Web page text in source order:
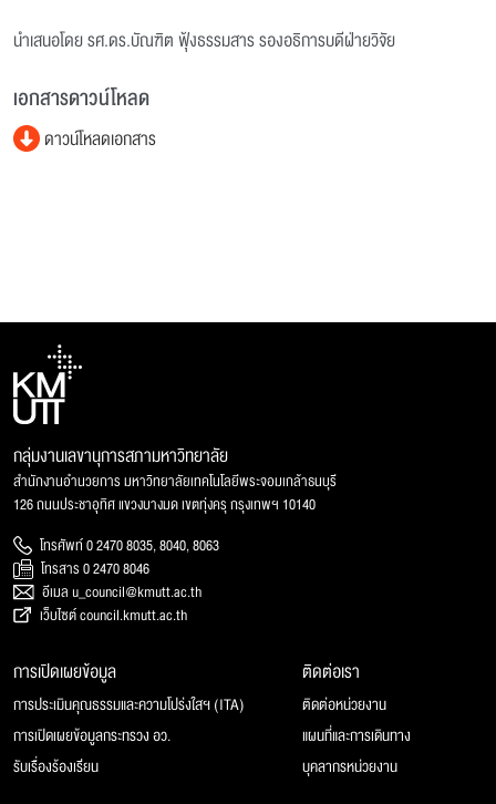
นำเสนอโดย รศ.ดร.บัณฑิต ฟุ้งธรรมสาร รองอธิการบดีฝ่ายวิจัย
เอกสารดาวน์โหลด
ดาวน์โหลดเอกสาร
กลุ่มงานเลขานุการสภามหาวิทยาลัย
สำนักงานอำนวยการ มหาวิทยาลัยเทคโนโลยีพระจอมเกล้าธนบุรี
126 ถนนประชาอุทิศ แขวงบางมด เขตทุ่งครุ กรุงเทพฯ 10140
โทรศัพท์ 0 2470 8035, 8040, 8063
โทรสาร 0 2470 8046
อีเมล u_council@kmutt.ac.th
เว็บไซต์ council.kmutt.ac.th
การเปิดเผยข้อมูล
การประเมินคุณธรรมและความโปร่งใสฯ (ITA)
การเปิดเผยข้อมูลกระทรวง อว.
รับเรื่องร้องเรียน
ติดต่อเรา
ติดต่อหน่วยงาน
แผนที่และการเดินทาง
บุคลากรหน่วยงาน